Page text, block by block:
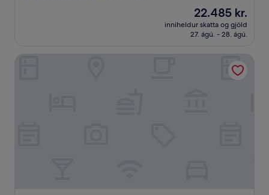
Verðið
er
22.485 kr.
22.485 kr.
inniheldur skatta og gjöld
27. ágú. - 28. ágú.